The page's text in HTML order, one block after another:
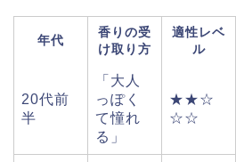
年代
香りの受
け取り方
適性レベ
ル
20代前
半
「大人
っぽく
て憧れ
る」
★★☆
☆☆